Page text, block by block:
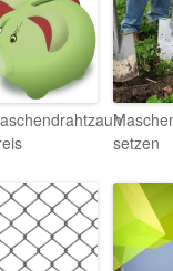
setzen